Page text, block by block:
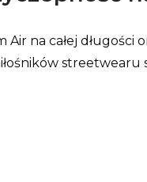
Air na całej